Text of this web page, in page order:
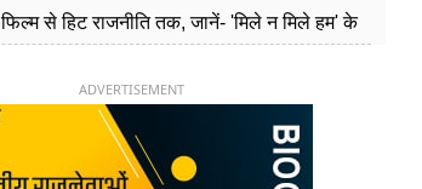
फिल्म से हिट राजनीति तक, जानें- 'मिले न मिले हम' के
ADVERTISEMENT